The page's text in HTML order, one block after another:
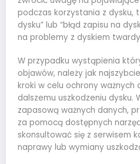
podczas korzystania z dysku,
dysku” lub “błąd zapisu na
na problemy z dyskiem
W przypadku wystąpienia
objawów, należy jak
kroki w celu ochrony ważnych
dalszemu uszkodzeniu dysku.
zapasową ważnych danych,
za pomocą dostępnych
skonsultować się z serwisem
naprawy lub wymiany